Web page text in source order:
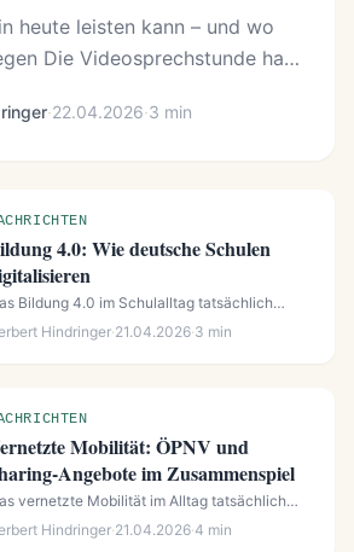
heute leisten kann – und wo
Die Videosprechstunde hat
zu einem
der ambulanten Versorgung ...
·22.04.2026·3 min
4.0: Wie deutsche Schulen
Bildung 4.0 im Schulalltag tatsächlich
Hindringer·21.04.2026·3 min
Mobilität: ÖPNV und
Angebote im Zusammenspiel
vernetzte Mobilität im Alltag tatsächlich
Hindringer·21.04.2026·4 min